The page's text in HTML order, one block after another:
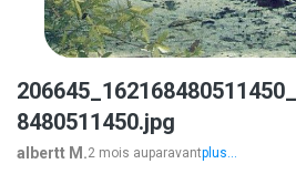
8480511450.jpg
albertt M.2 mois auparavantplus...